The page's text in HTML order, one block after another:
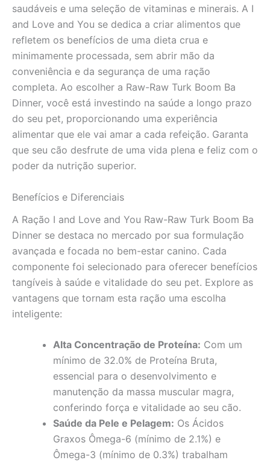
saudáveis e uma seleção de vitaminas e minerais. A I
and Love and You se dedica a criar alimentos que
refletem os benefícios de uma dieta crua e
minimamente processada, sem abrir mão da
conveniência e da segurança de uma ração
completa. Ao escolher a Raw-Raw Turk Boom Ba
Dinner, você está investindo na saúde a longo prazo
do seu pet, proporcionando uma experiência
alimentar que ele vai amar a cada refeição. Garanta
que seu cão desfrute de uma vida plena e feliz com o
poder da nutrição superior.
Benefícios e Diferenciais
A Ração I and Love and You Raw-Raw Turk Boom Ba
Dinner se destaca no mercado por sua formulação
avançada e focada no bem-estar canino. Cada
componente foi selecionado para oferecer benefícios
tangíveis à saúde e vitalidade do seu pet. Explore as
vantagens que tornam esta ração uma escolha
inteligente:
Alta Concentração de Proteína: Com um
mínimo de 32.0% de Proteína Bruta,
essencial para o desenvolvimento e
manutenção da massa muscular magra,
conferindo força e vitalidade ao seu cão.
Saúde da Pele e Pelagem: Os Ácidos
Graxos Ômega-6 (mínimo de 2.1%) e
Ômega-3 (mínimo de 0.3%) trabalham